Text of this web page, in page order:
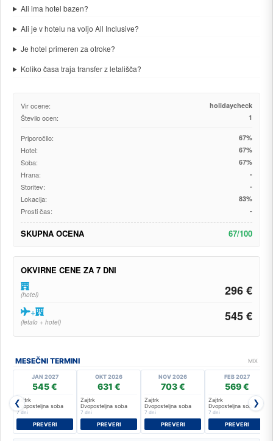
Ali ima hotel bazen?
Ali je v hotelu na voljo All Inclusive?
Je hotel primeren za otroke?
Koliko časa traja transfer z letališča?
Vir ocene: holidaycheck
Število ocen: 1
Priporočilo: 67%
Hotel: 67%
Soba: 67%
Hrana: -
Storitev: -
Lokacija: 83%
Prosti čas: -
SKUPNA OCENA 67/100
OKVIRNE CENE ZA 7 DNI
(hotel) 296 €
+
(letalo + hotel) 545 €
MESEČNI TERMINI MIX
❮
JAN 2027
545 €
Zajtrk
Dvoposteljna soba
7 dni
PREVERI
OKT 2026
631 €
Zajtrk
Dvoposteljna soba
7 dni
PREVERI
NOV 2026
703 €
Zajtrk
Dvoposteljna soba
7 dni
PREVERI
FEB 2027
569 €
Zajtrk
Dvoposteljna soba
7 dni
PREVERI
❯